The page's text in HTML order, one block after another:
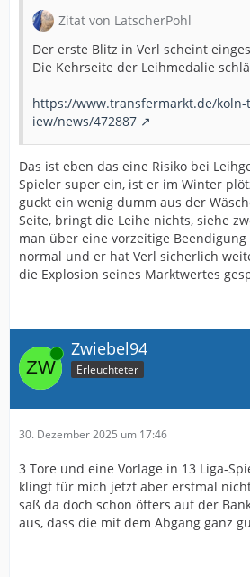
Zitat von LatscherPohl
Der erste Blitz in Verl scheint
Die Kehrseite der Leihmedalie
https://www.transfermarkt.de/
iew/news/472887
Das ist eben das eine Risiko bei
Spieler super ein, ist er im Winter
guckt ein wenig dumm aus der
Seite, bringt die Leihe nichts, siehe
man über eine vorzeitige
normal und er hat Verl sicherlich
die Explosion seines Marktwertes
Online Zwiebel94
Erleuchteter
30. Dezember 2025 um 17:46
3 Tore und eine Vorlage in 13 Liga-
klingt für mich jetzt aber erstmal
saß da doch schon öfters auf der
aus, dass die mit dem Abgang ganz